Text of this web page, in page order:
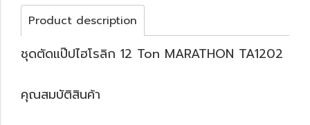
Product description
ชุดตัดแป๊ปไฮโรลิก 12 Ton MARATHON TA1202
คุณสมบัติสินค้า